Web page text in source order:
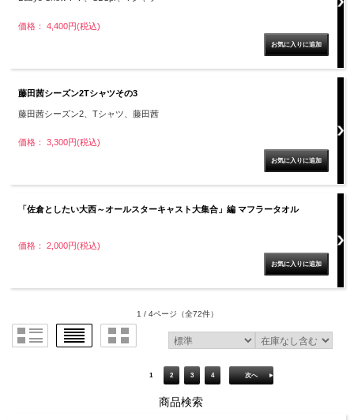
価格： 4,400円(税込)
藤田茜シーズン2Tシャツその3
藤田茜シーズン2、Tシャツ、藤田茜
価格： 3,300円(税込)
「佐倉としたい大西～オールスターキャスト大集合」編 マフラータオル
価格： 2,000円(税込)
1 / 4ページ （全72件）
1 2 3 4 次へ
商品検索